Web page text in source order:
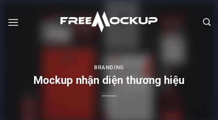
BRANDING
Mockup nhận diện thương hiệu